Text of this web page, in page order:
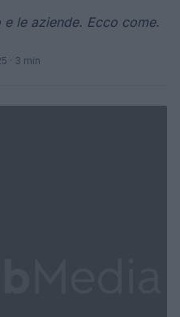
le aziende. Ecco come.
· 3 min